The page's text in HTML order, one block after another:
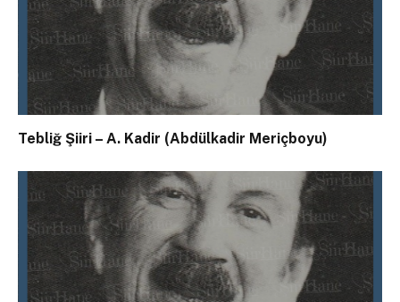
Tebliğ Şiiri – A. Kadir (Abdülkadir Meriçboyu)